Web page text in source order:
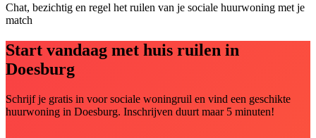
Chat, bezichtig en regel het ruilen van je sociale huurwoning met je
match
Start vandaag met huis ruilen in
Doesburg
Schrijf je gratis in voor sociale woningruil en vind een geschikte
huurwoning in Doesburg. Inschrijven duurt maar 5 minuten!